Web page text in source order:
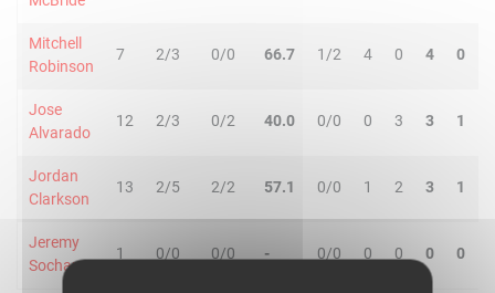
Mitchell
Robinson
7 2/3 0/0 66.7 1/2 4 0 4 0
Jose
Alvarado
12 2/3 0/2 40.0 0/0 0 3 3 1
Jordan
Clarkson
13 2/5 2/2 57.1 0/0 1 2 3 1
Jeremy
Sochan
1 0/0 0/0 - 0/0 0 0 0 0